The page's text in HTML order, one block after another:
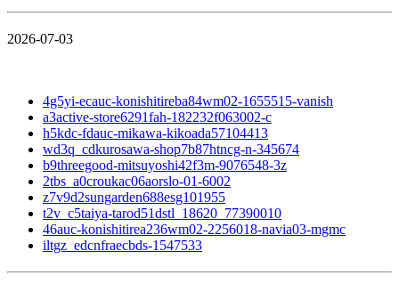
2026-07-03
4g5yi-ecauc-konishitireba84wm02-1655515-vanish
a3active-store6291fah-182232f063002-c
h5kdc-fdauc-mikawa-kikoada57104413
wd3q_cdkurosawa-shop7b87htncg-n-345674
b9threegood-mitsuyoshi42f3m-9076548-3z
2tbs_a0croukac06aorslo-01-6002
z7v9d2sungarden688esg101955
t2v_c5taiya-tarod51dstl_18620_77390010
46auc-konishitirea236wm02-2256018-navia03-mgmc
iltgz_edcnfraecbds-1547533